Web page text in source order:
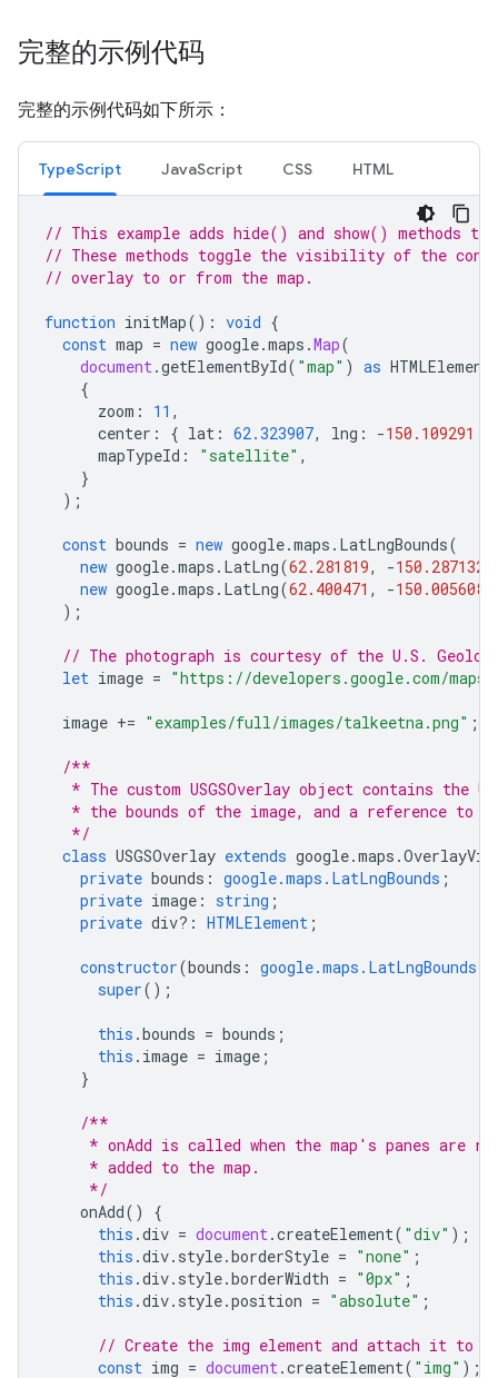
完整的示例代码
完整的示例代码如下所示：
TypeScript JavaScript CSS HTML
// This example adds hide() and show() methods
// These methods toggle the visibility of the
// overlay to or from the map.
function initMap() : void {
const map = new google.maps .Map(
document.getElementById( "map" ) as HTMLElement
{
zoom : 11 ,
center : { lat : 62.323907, lng : -150.109291
mapTypeId : "satellite" ,
}
);
const bounds = new google.maps . LatLngBounds(
new google.maps . LatLng(62.281819, -150.287132
new google.maps . LatLng(62.400471 , -150.005608
);
// The photograph is courtesy of the U.S.
let image = "https://developers.google.com/
image += "examples/full/images/talkeetna.png" ;
/**
* The custom USGSOverlay object contains the
* the bounds of the image, and a reference to
   */
class USGSOverlay extends google.maps .
private bounds : google.maps.LatLngBounds ;
private image : string ;
private div? : HTMLElement ;
constructor(bounds : google.maps.LatLngBounds
super();
this .bounds = bounds ;
this . image = image ;
}
/**
* onAdd is called when the map's panes are
     * added to the map.
     */
onAdd()
{
this .div = document.createElement( "div" );
this .div. style.borderStyle = "none" ;
this .div. style.borderWidth = "0px" ;
this .div. style.position = "absolute" ;
// Create the img element and attach it to
const img = document.createElement( "img" );